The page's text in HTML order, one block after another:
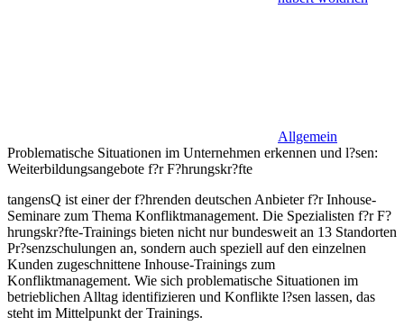
Allgemein
Problematische Situationen im Unternehmen erkennen und l?sen:
Weiterbildungsangebote f?r F?hrungskr?fte
tangensQ ist einer der f?hrenden deutschen Anbieter f?r Inhouse-
Seminare zum Thema Konfliktmanagement. Die Spezialisten f?r F?
hrungskr?fte-Trainings bieten nicht nur bundesweit an 13 Standorten
Pr?senzschulungen an, sondern auch speziell auf den einzelnen
Kunden zugeschnittene Inhouse-Trainings zum
Konfliktmanagement. Wie sich problematische Situationen im
betrieblichen Alltag identifizieren und Konflikte l?sen lassen, das
steht im Mittelpunkt der Trainings.